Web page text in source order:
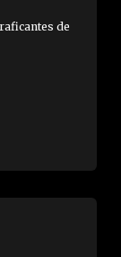
de